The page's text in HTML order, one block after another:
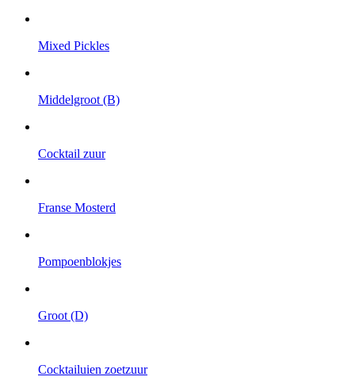
Mixed Pickles
Middelgroot (B)
Cocktail zuur
Franse Mosterd
Pompoenblokjes
Groot (D)
Cocktailuien zoetzuur